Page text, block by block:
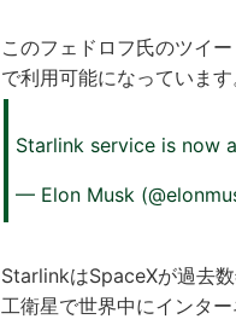
このフェドロフ氏のツイ
で利用可能になっていま
Starlink service is now
— Elon Musk
StarlinkはSpaceXが過去
工衛星で世界中にインタ